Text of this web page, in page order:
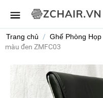
Trang chủ / Ghế Phòng Họp
màu đen ZMFC03